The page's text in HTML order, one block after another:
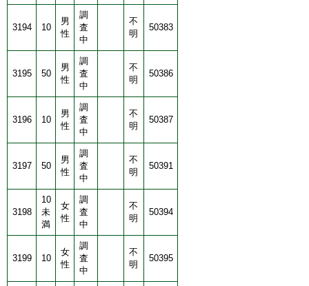
3194 10
男
性
調
査
中
不
明
50383
3195 50
男
性
調
査
中
不
明
50386
3196 10
男
性
調
査
中
不
明
50387
3197 50
男
性
調
査
中
不
明
50391
3198
10
未
満
女
性
調
査
中
不
明
50394
3199 10
女
性
調
査
中
不
明
50395